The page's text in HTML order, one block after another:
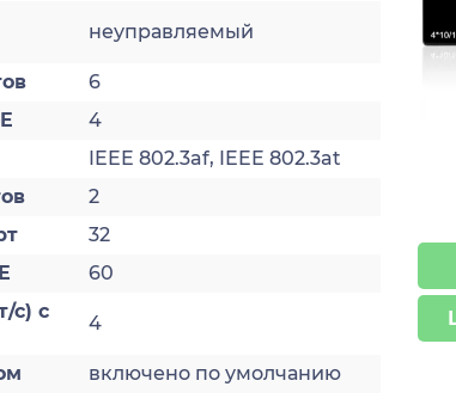
неуправляемый
6
4
IEEE 802.3af, IEEE 802.3at
2
32
60
с) с
4
включено по умолчанию